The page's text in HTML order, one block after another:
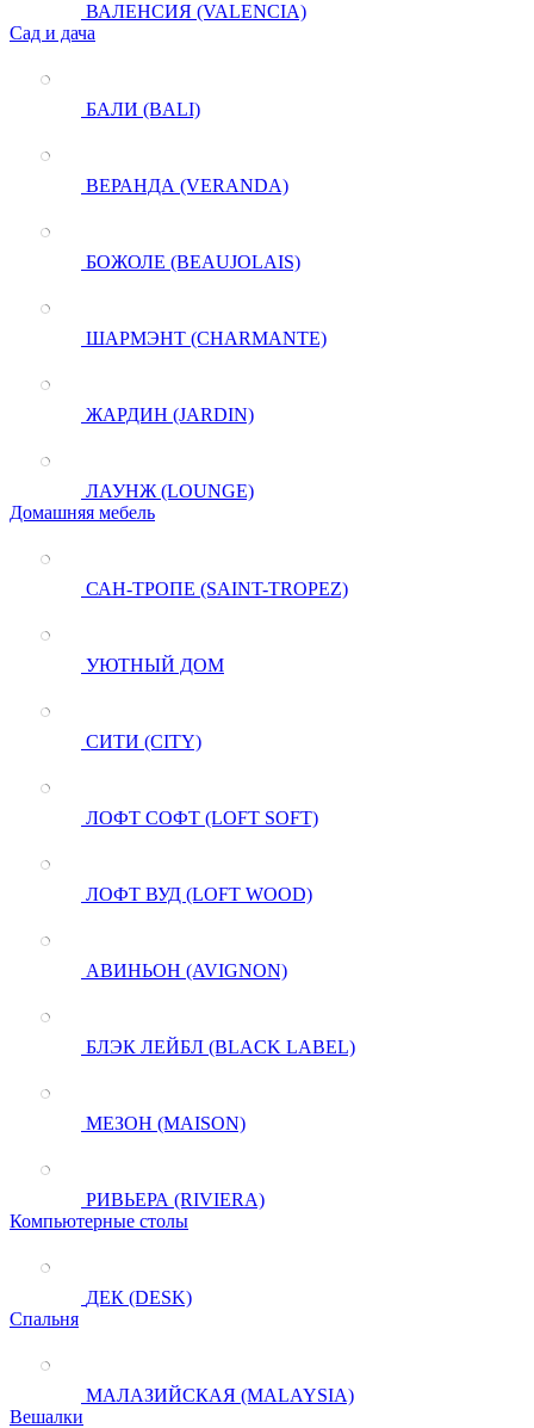
ВАЛЕНСИЯ (VALENCIA)
Сад и дача
БАЛИ (BALI)
ВЕРАНДА (VERANDA)
БОЖОЛЕ (BEAUJOLAIS)
ШАРМЭНТ (CHARMANTE)
ЖАРДИН (JARDIN)
ЛАУНЖ (LOUNGE)
Домашняя мебель
САН-ТРОПЕ (SAINT-TROPEZ)
УЮТНЫЙ ДОМ
СИТИ (CITY)
ЛОФТ СОФТ (LOFT SOFT)
ЛОФТ ВУД (LOFT WOOD)
АВИНЬОН (AVIGNON)
БЛЭК ЛЕЙБЛ (BLACK LABEL)
МЕЗОН (MAISON)
РИВЬЕРА (RIVIERA)
Компьютерные столы
ДЕК (DESK)
Спальня
МАЛАЗИЙСКАЯ (MALAYSIA)
Вешалки